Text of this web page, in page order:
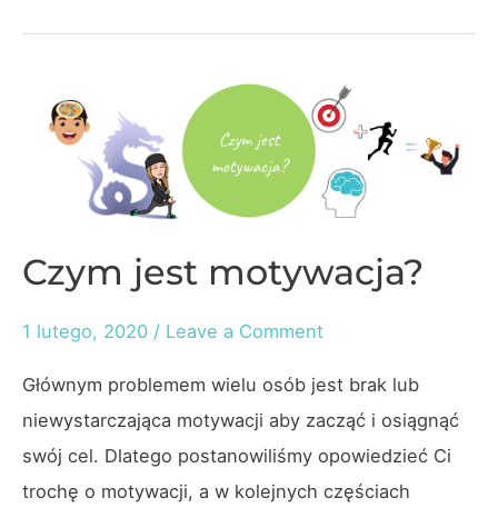
podejście
Czym jest motywacja?
1 lutego, 2020 / Leave a Comment
Głównym problemem wielu osób jest brak lub
niewystarczająca motywacji aby zacząć i osiągnąć
swój cel. Dlatego postanowiliśmy opowiedzieć Ci
trochę o motywacji, a w kolejnych częściach